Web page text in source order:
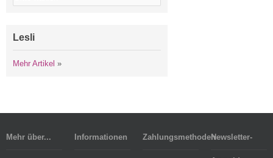
Lesli
Mehr Artikel »
Mehr über... Informationen ZahlungsmethodenNewsletter-